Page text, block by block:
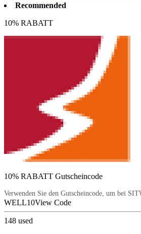
Recommended
10% RABATT
10% RABATT Gutscheincode
Verwenden Sie den Gutscheincode, um bei
WELL10View Code
148 used